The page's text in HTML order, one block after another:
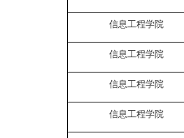
信息工程学院
信息工程学院
信息工程学院
信息工程学院